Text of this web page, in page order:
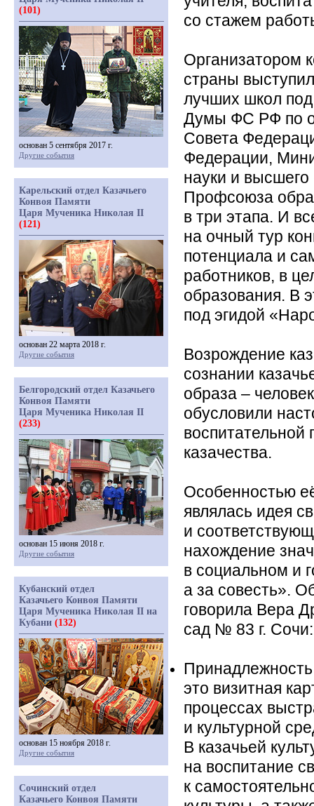
со стажем
Организатором
страны
лучших школ
Думы ФС РФ по
Совета
Федерации,
науки и
Профсоюза
в три этапа. И
на очный тур
потенциала и
работников, в
образования. В
под эгидой
Возрождение
сознании
образа –
обусловили
воспитательной
казачества.
Особенностью
являлась идея
и
нахождение
в социальном и
а за совесть».
говорила Вера
сад № 83 г. Сочи:
Принадлежность
это визитная
процессах
и культурной
В казачьей
на воспитание
к
(101)
основан 5 сентября 2017 г.
Другие события
Карельский отдел Казачьего
Конвоя Памяти
Царя Мученика Николая II
(121)
основан 22 марта 2018 г.
Другие события
Белгородский отдел Казачьего
Конвоя Памяти
Царя Мученика Николая II
(233)
основан 15 июня 2018 г.
Другие события
Кубанский отдел
Казачьего Конвоя Памяти
Царя Мученика Николая II на
Кубани (132)
основан 15 ноября 2018 г.
Другие события
Сочинский отдел
Казачьего Конвоя Памяти